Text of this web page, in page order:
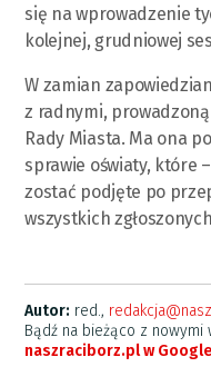
się na wprowadzenie
kolejnej, grudniowej
W zamian
z radnymi,
Rady Miasta. Ma ona
sprawie oświaty, które
zostać podjęte po
wszystkich
Autor: red.,
Bądź na bieżąco z nowymi
naszraciborz.pl w